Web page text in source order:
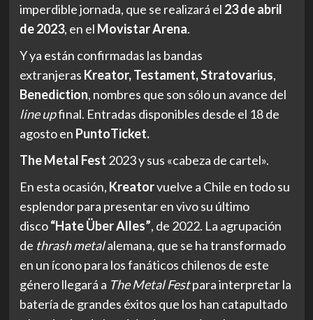
imperdible jornada, que se realizará el 23 de abril
de 2023, en el Movistar Arena.
Y ya están confirmadas las bandas
extranjeras Kreator, Testament, Stratovarius,
Benediction, nombres que son sólo un avance del
line upfinal. Entradas disponibles desde el 18 de
agosto en PuntoTicket.
The Metal Fest 2023 y sus «cabeza de cartel».
En esta ocasión, Kreatorvuelve a Chile en todo su
esplendor para presentar en vivo su último
disco“Hate Über Alles”, de 2022. La agrupación
de thrash metalalemana, que se ha transformado
en un ícono para los fanáticos chilenos de este
género llegará a The Metal Festpara interpretar la
batería de grandes éxitos que los han catapultado